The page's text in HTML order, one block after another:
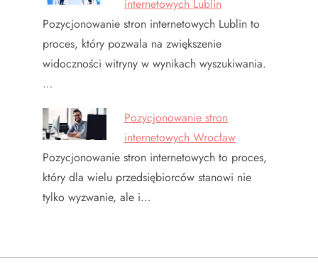
internetowych Lublin
Pozycjonowanie stron internetowych Lublin to
proces, który pozwala na zwiększenie
widoczności witryny w wynikach wyszukiwania.
…
Pozycjonowanie stron
internetowych Wrocław
Pozycjonowanie stron internetowych to proces,
który dla wielu przedsiębiorców stanowi nie
tylko wyzwanie, ale i…